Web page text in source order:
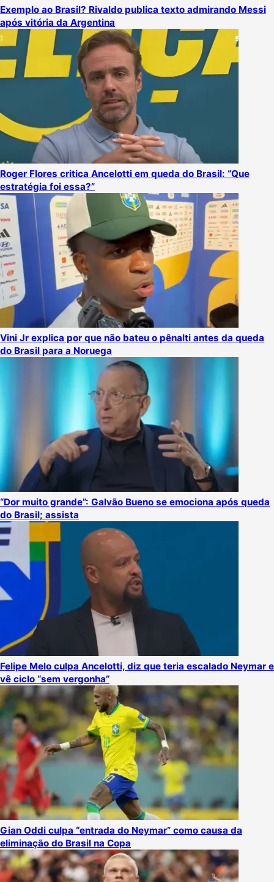
Exemplo ao Brasil? Rivaldo publica texto admirando Messi
após vitória da Argentina
Roger Flores critica Ancelotti em queda do Brasil: “Que
estratégia foi essa?”
Vini Jr explica por que não bateu o pênalti antes da queda
do Brasil para a Noruega
“Dor muito grande”: Galvão Bueno se emociona após queda
do Brasil; assista
Felipe Melo culpa Ancelotti, diz que teria escalado Neymar e
vê ciclo “sem vergonha”
Gian Oddi culpa “entrada do Neymar” como causa da
eliminação do Brasil na Copa